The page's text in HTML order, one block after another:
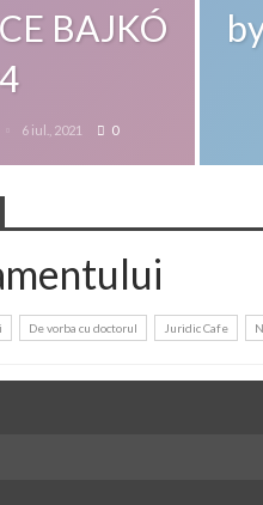
BAJKÓ
6 iul., 2021 0
De vorba cu doctorul Juridic Cafe